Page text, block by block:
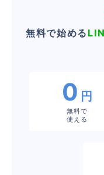
無料で始める
0 円
無料で
使える